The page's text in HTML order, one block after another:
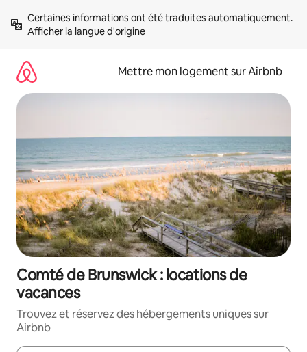
directement
Afficher la langue d'origine
Mettre mon logement sur Airbnb
Comté de Brunswick : locations de
vacances
Trouvez et réservez des hébergements uniques sur
Airbnb